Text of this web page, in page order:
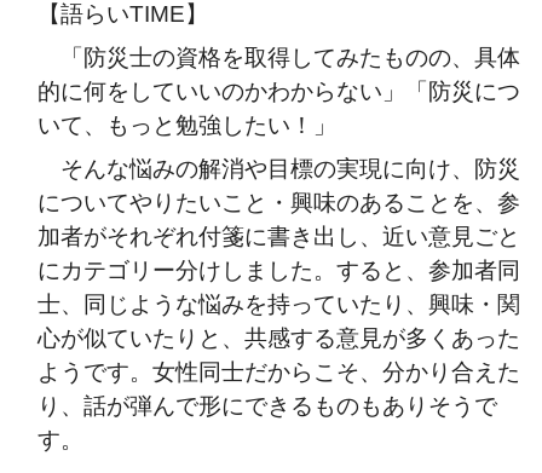
【語らいTIME】
「防災士の資格を取得してみたものの、具体
的に何をしていいのかわからない」「防災につ
いて、もっと勉強したい！」
そんな悩みの解消や目標の実現に向け、防災
についてやりたいこと・興味のあることを、参
加者がそれぞれ付箋に書き出し、近い意見ごと
にカテゴリー分けしました。すると、参加者同
士、同じような悩みを持っていたり、興味・関
心が似ていたりと、共感する意見が多くあった
ようです。女性同士だからこそ、分かり合えた
り、話が弾んで形にできるものもありそうで
す。